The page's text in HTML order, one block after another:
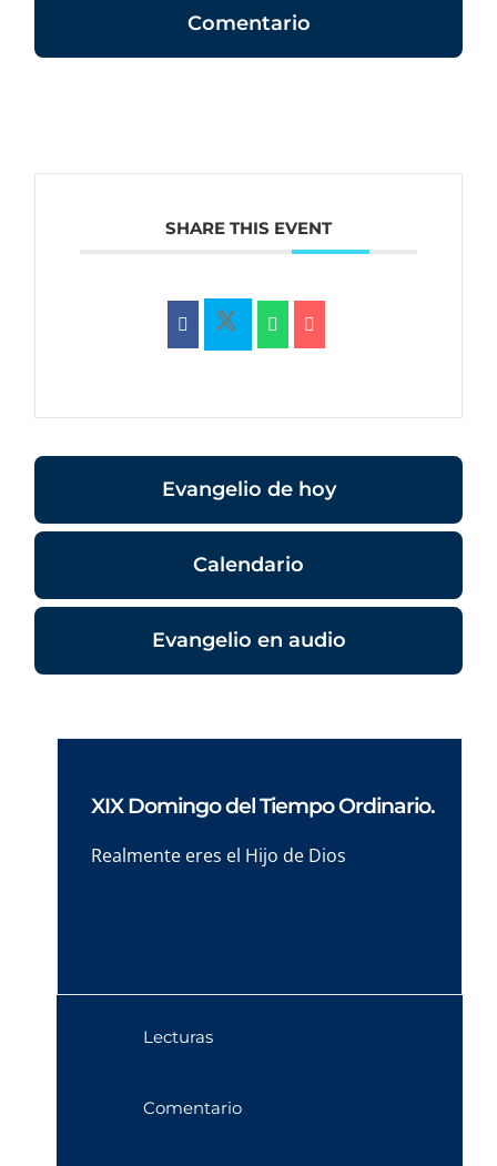
Comentario
SHARE THIS EVENT
Evangelio de hoy
Calendario
Evangelio en audio
XIX Domingo del Tiempo Ordinario.
Realmente eres el Hijo de Dios
Lecturas
Comentario